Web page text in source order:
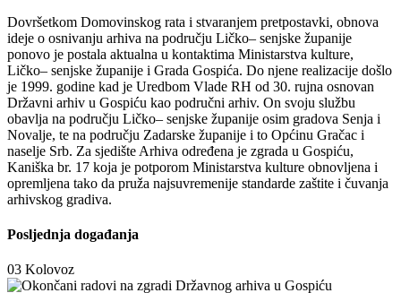
Dovršetkom Domovinskog rata i stvaranjem pretpostavki, obnova
ideje o osnivanju arhiva na području Ličko– senjske županije
ponovo je postala aktualna u kontaktima Ministarstva kulture,
Ličko– senjske županije i Grada Gospića. Do njene realizacije došlo
je 1999. godine kad je Uredbom Vlade RH od 30. rujna osnovan
Državni arhiv u Gospiću kao područni arhiv. On svoju službu
obavlja na području Ličko– senjske županije osim gradova Senja i
Novalje, te na području Zadarske županije i to Općinu Gračac i
naselje Srb. Za sjedište Arhiva određena je zgrada u Gospiću,
Kaniška br. 17 koja je potporom Ministarstva kulture obnovljena i
opremljena tako da pruža najsuvremenije standarde zaštite i čuvanja
arhivskog gradiva.
Posljednja događanja
03 Kolovoz